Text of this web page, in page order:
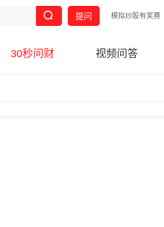
模拟炒股有奖赛
提问
30秒问财 视频问答